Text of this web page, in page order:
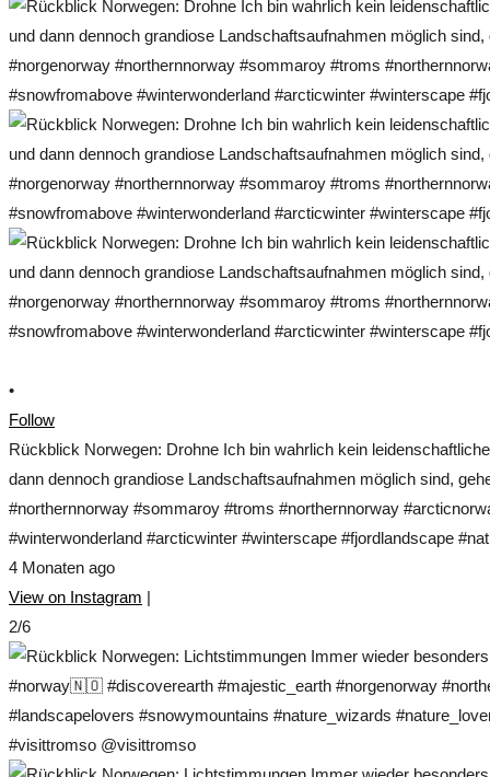
•
Follow
Rückblick Norwegen: Drohne Ich bin wahrlich kein
dann dennoch grandiose Landschaftsaufnahmen möglich sind,
#northernnorway #sommaroy #troms #northernnorway
#winterwonderland #arcticwinter #winterscape #fjordlandscape
4 Monaten ago
View on Instagram |
2/6